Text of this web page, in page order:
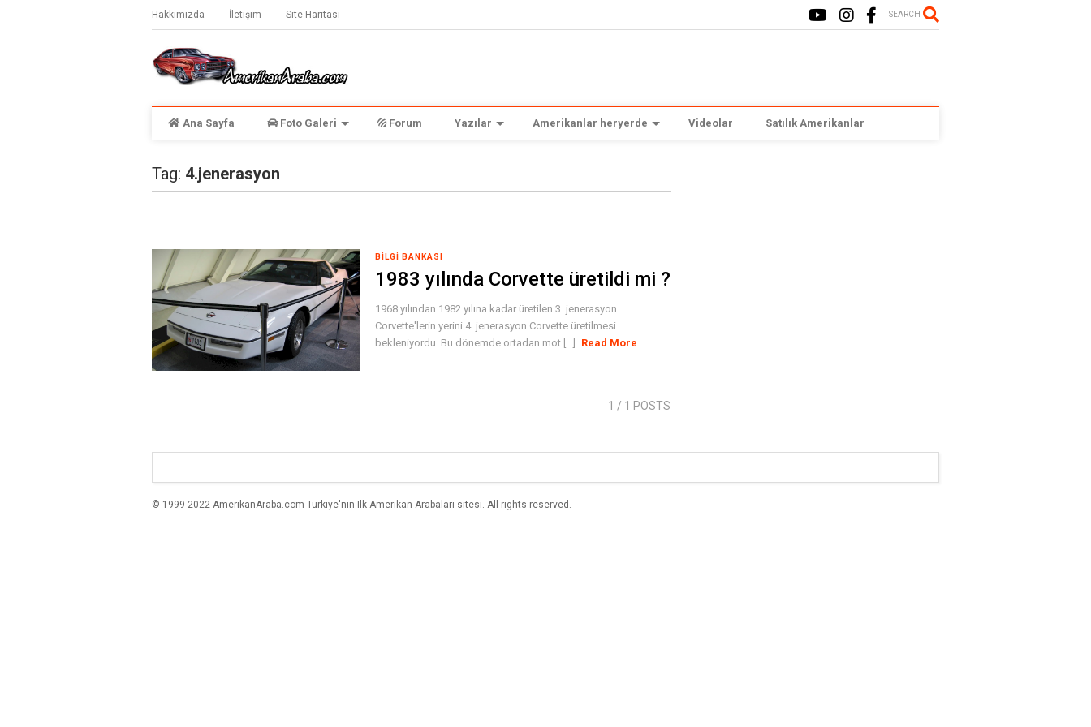
Hakkımızda İletişim Site Haritası SEARCH
Ana Sayfa Foto Galeri Forum Yazılar Amerikanlar heryerde Videolar Satılık Amerikanlar
Tag: 4.jenerasyon
BILGI BANKASI
1983 yılında Corvette üretildi mi ?
1968 yılından 1982 yılına kadar üretilen 3. jenerasyon
Corvette'lerin yerini 4. jenerasyon Corvette üretilmesi
bekleniyordu. Bu dönemde ortadan mot [...]
Read More
1 / 1 POSTS
© 1999-2022 AmerikanAraba.com Türkiye'nin Ilk Amerikan Arabaları sitesi. All rights reserved.